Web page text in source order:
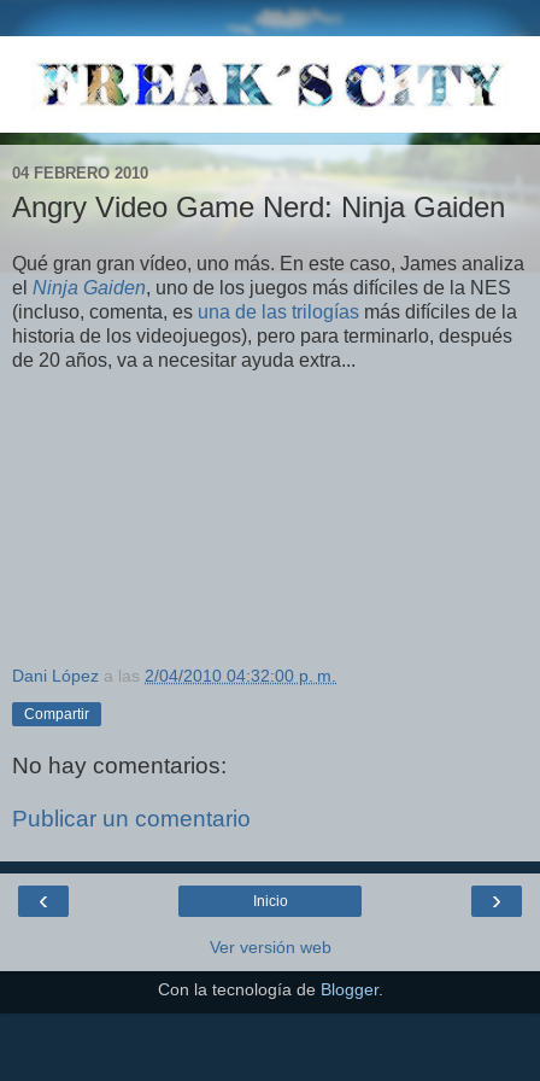
04 FEBRERO 2010
Angry Video Game Nerd: Ninja Gaiden
Qué gran gran vídeo, uno más. En este caso, James analiza
el Ninja Gaiden, uno de los juegos más difíciles de la NES
(incluso, comenta, es una de las trilogías más difíciles de la
historia de los videojuegos), pero para terminarlo, después
de 20 años, va a necesitar ayuda extra...
Dani López a las 2/04/2010 04:32:00 p. m.
Compartir
No hay comentarios:
Publicar un comentario
‹ ›
Inicio
Ver versión web
Con la tecnología de Blogger.